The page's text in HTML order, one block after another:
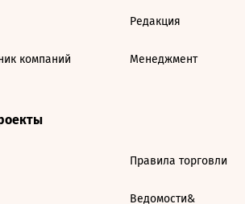
компаний
Редакция
Менеджмент
Правила торговли
Ведомости&